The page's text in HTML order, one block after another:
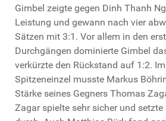
Gimbel zeigte gegen Dinh Thanh
Leistung und gewann nach vier
Sätzen mit 3:1. Vor allem in den
Durchgängen dominierte Gimbel
verkürzte den Rückstand auf 1:2.
Spitzeneinzel musste Markus
Stärke seines Gegners Thomas
Zagar spielte sehr sicher und